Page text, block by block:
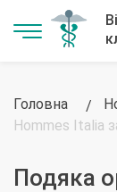
Головна
Hommes Italia
Подяка